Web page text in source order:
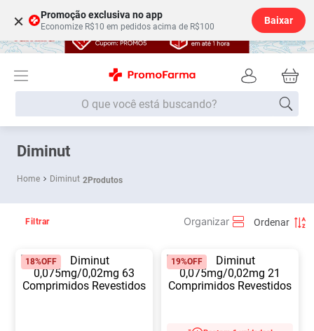
× Promoção exclusiva no app
Economize R$10 em pedidos acima de R$100
Baixar
O que você está buscando?
Diminut
Diminut 2Produtos
Filtrar
18%OFF 19%OFF
Termos mais buscados
1 º Fralda
3º
5º Fralda G
6º Desodorante